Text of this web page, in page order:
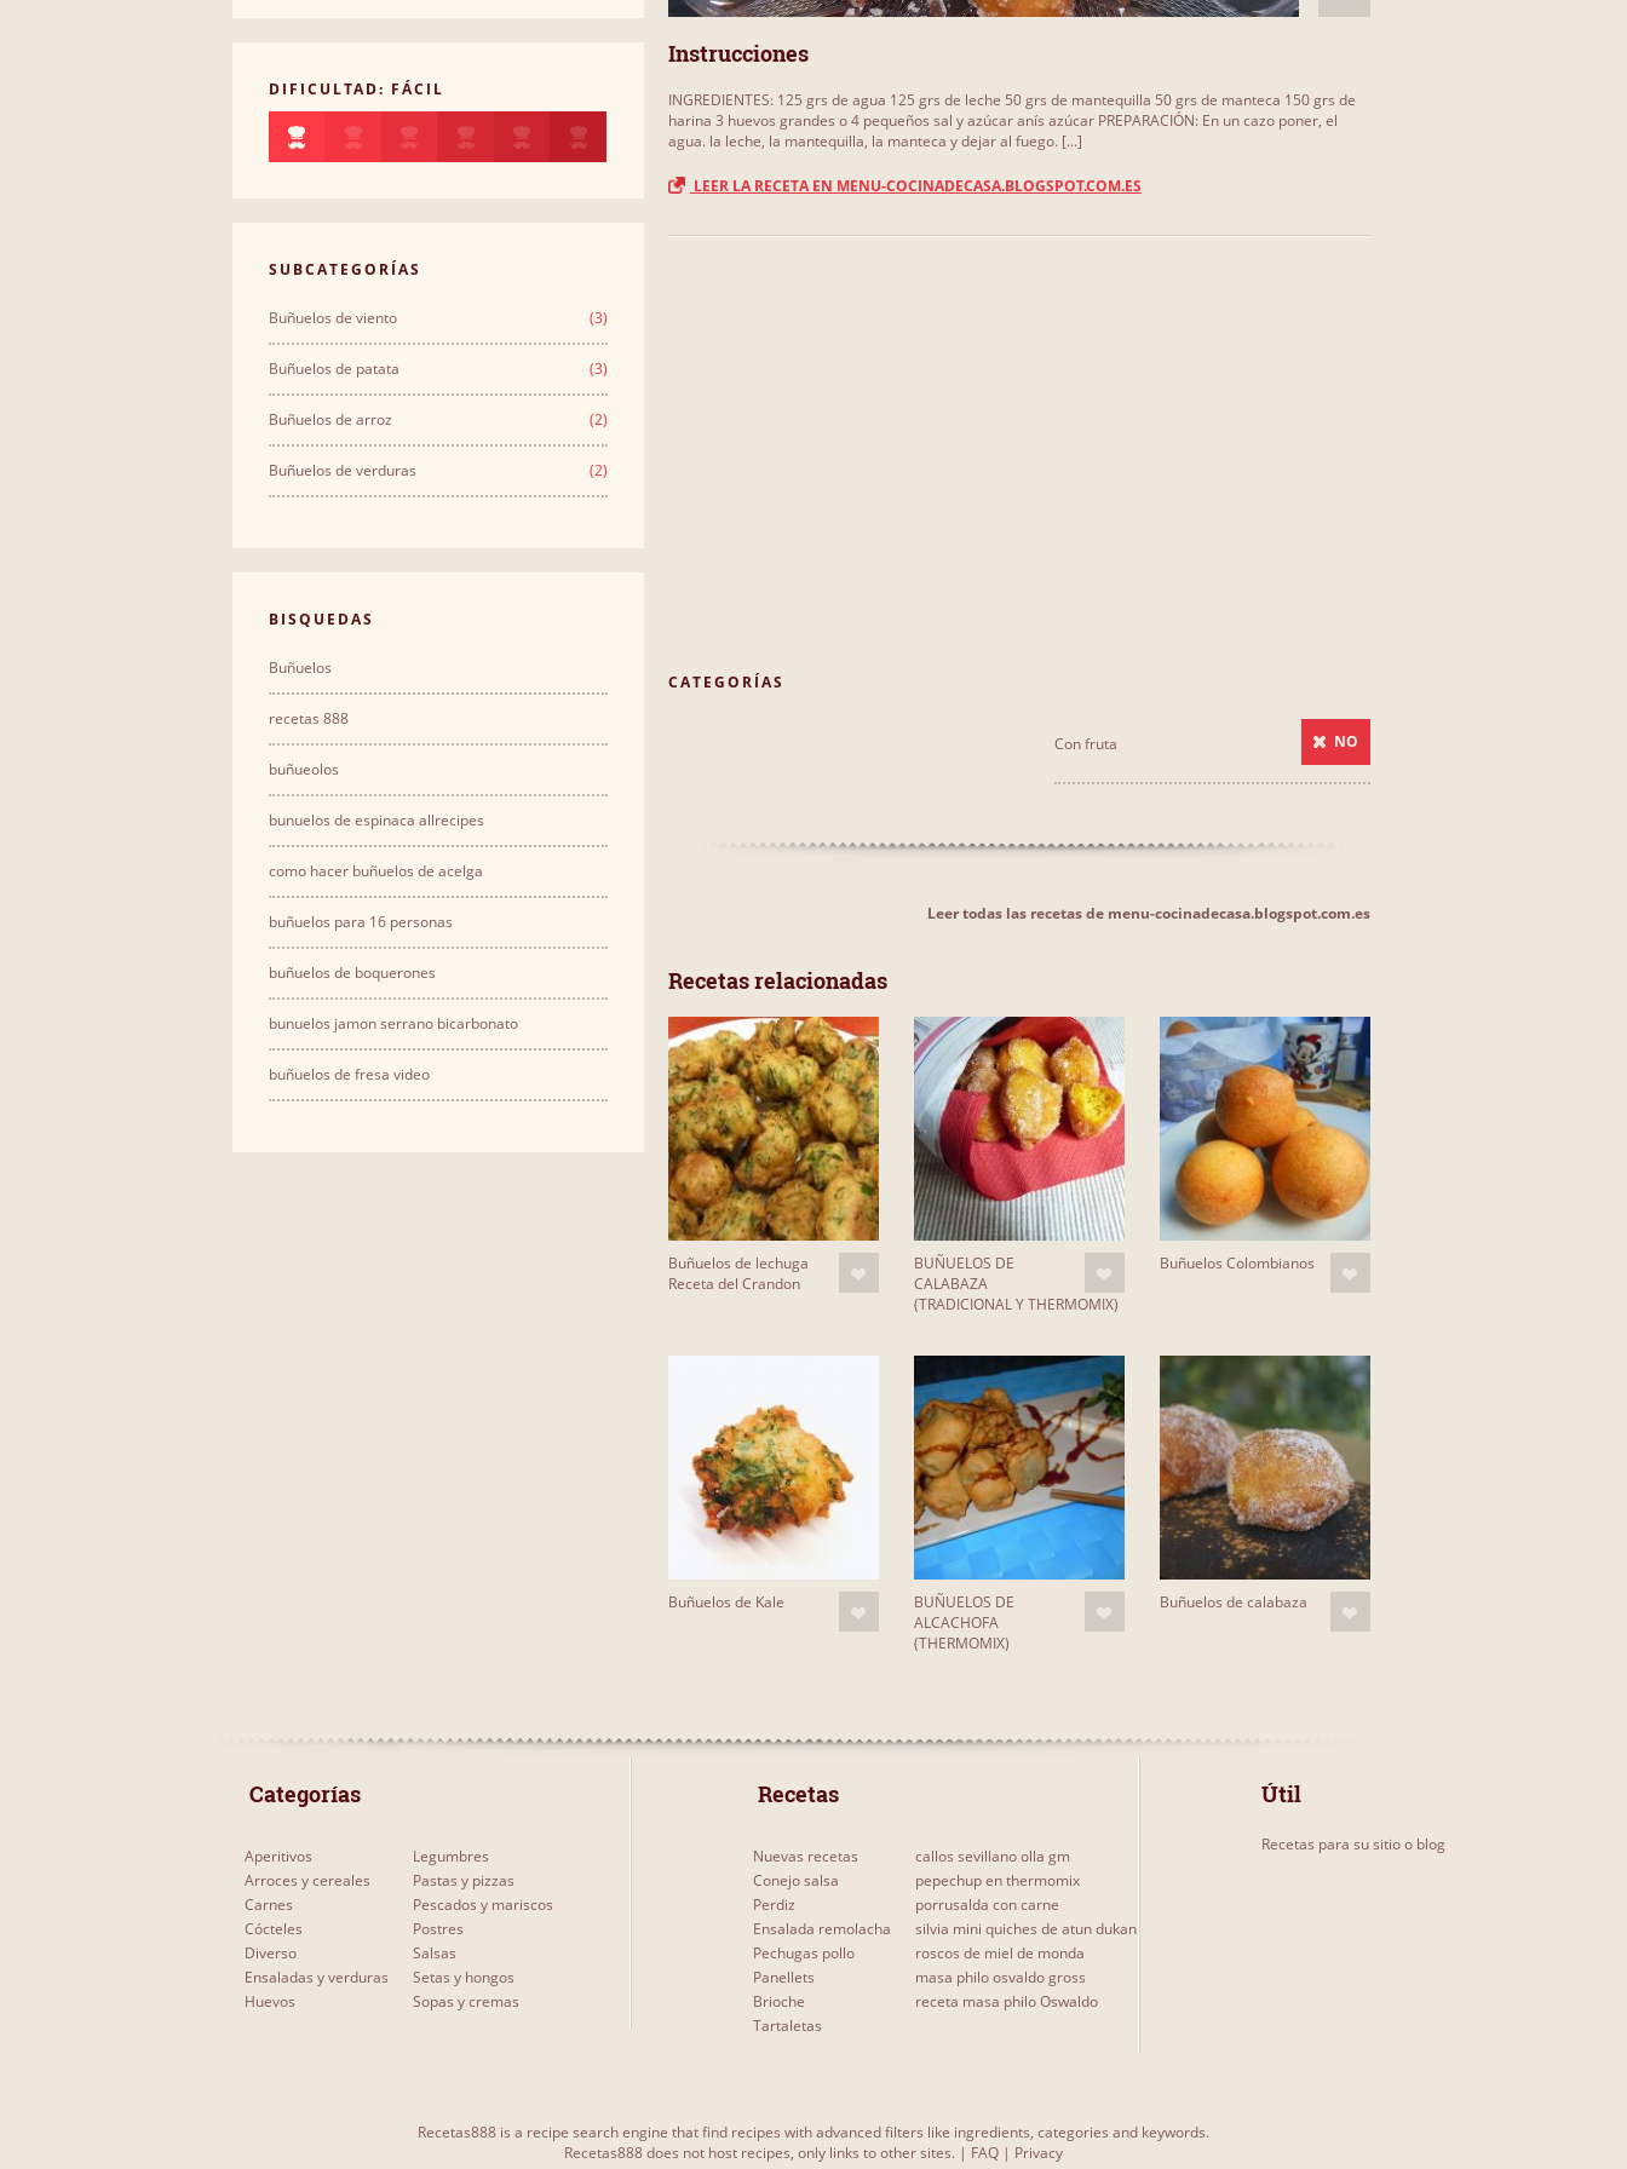
Instrucciones
INGREDIENTES: 125 grs de agua 125 grs de leche 50 grs de mantequilla 50 grs de manteca 150 grs de
harina 3 huevos grandes o 4 pequeños sal y azúcar anís azúcar PREPARACIÓN: En un cazo poner, el
agua. la leche, la mantequilla, la manteca y dejar al fuego. [...]
LEER LA RECETA EN MENU-COCINADECASA.BLOGSPOT.COM.ES
CATEGORÍAS
Con fruta NO
Leer todas las recetas de menu-cocinadecasa.blogspot.com.es
Recetas relacionadas
Buñuelos de lechuga
Receta del Crandon
BUÑUELOS DE
CALABAZA
(TRADICIONAL Y THERMOMIX)
Buñuelos Colombianos
Buñuelos de Kale
BUÑUELOS DE
ALCACHOFA
(THERMOMIX)
Buñuelos de calabaza
DIFICULTAD: FÁCIL
SUBCATEGORÍAS
Buñuelos de viento (3)
Buñuelos de patata (3)
Buñuelos de arroz (2)
Buñuelos de verduras (2)
BΙSQUEDAS
Buñuelos
recetas 888
buñueolos
bunuelos de espinaca allrecipes
como hacer buñuelos de acelga
buñuelos para 16 personas
buñuelos de boquerones
bunuelos jamon serrano bicarbonato
buñuelos de fresa video
Categorías
Aperitivos
Arroces y cereales
Carnes
Cócteles
Diverso
Ensaladas y verduras
Huevos
Legumbres
Pastas y pizzas
Pescados y mariscos
Postres
Salsas
Setas y hongos
Sopas y cremas
Recetas
Nuevas recetas
Conejo salsa
Perdiz
Ensalada remolacha
Pechugas pollo
Panellets
Brioche
Tartaletas
callos sevillano olla gm
pepechup en thermomix
porrusalda con carne
silvia mini quiches de atun dukan
roscos de miel de monda
masa philo osvaldo gross
receta masa philo Oswaldo
Útil
Recetas para su sitio o blog
Recetas888 is a recipe search engine that find recipes with advanced filters like ingredients, categories and keywords.
Recetas888 does not host recipes, only links to other sites. | FAQ | Privacy